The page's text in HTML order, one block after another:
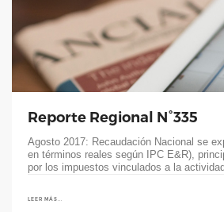
Reporte Regional N°335
Agosto 2017: Recaudación Nacional se
en términos reales según IPC E&R),
por los impuestos vinculados a la actividad
LEER MÁS...